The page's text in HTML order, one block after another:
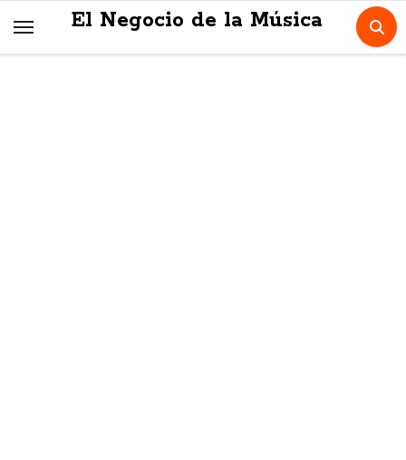
El Negocio de la Música